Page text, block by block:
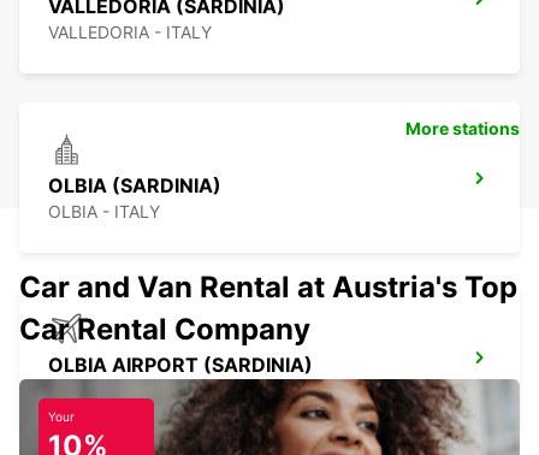
VALLEDORIA (SARDINIA)
VALLEDORIA - ITALY
OLBIA (SARDINIA)
OLBIA - ITALY
OLBIA AIRPORT (SARDINIA)
More stations
Car and Van Rental at Austria's Top
Car Rental Company
Your
10%